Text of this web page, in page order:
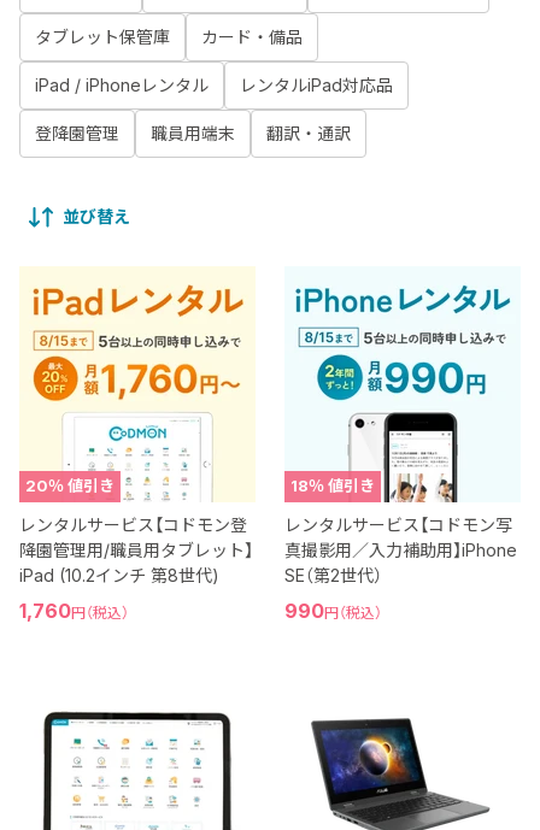
タブレット保管庫 カード・備品
iPad / iPhoneレンタル レンタルiPad対応品
登降園管理 職員用端末 翻訳・通訳
並び替え
20％ 値引き
レンタルサービス【コドモン登
降園管理用/職員用タブレット】
iPad (10.2インチ 第8世代)
現
1,760円（税込）
18％ 値引き
レンタルサービス【コドモン写
真撮影用／入力補助用】iPhone
SE（第2世代）
現
990円（税込）